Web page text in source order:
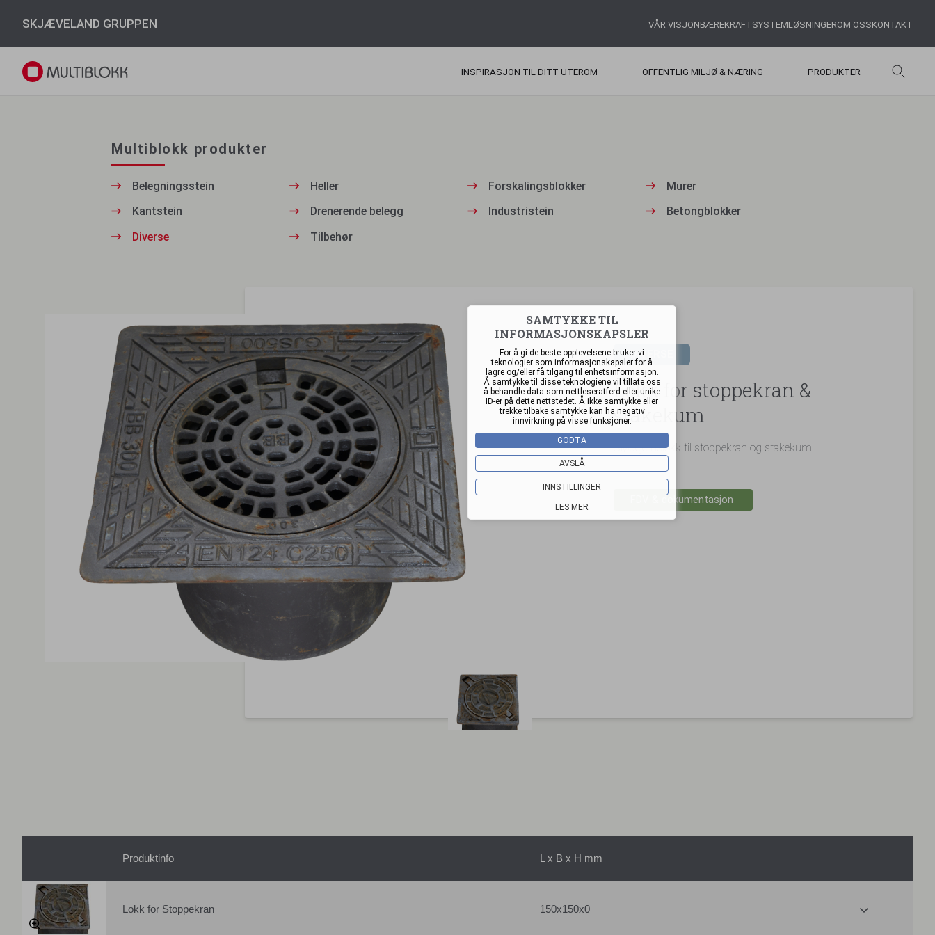
SKJÆVELAND GRUPPEN VÅR VISJONBÆREKRAFTSYSTEMLØSNINGEROM OSSKONTAKT
INSPIRASJON TIL DITT UTEROM OFFENTLIG MILJØ & NÆRING PRODUKTER
Multiblokk produkter
Belegningsstein Heller Forskalingsblokker
Murer
Kantstein
Drenerende belegg Industristein
Betongblokker
Diverse
Tilbehør
DIVERSE
Lokk for stoppekran &
stakekum
Støpejernslokk til stoppekran og stakekum
FDV & dokumentasjon
Produktinfo L x B x H mm
Lokk for Stoppekran 150x150x0
SAMTYKKE TIL
INFORMASJONSKAPSLER
For å gi de beste opplevelsene bruker vi
teknologier som informasjonskapsler for å
lagre og/eller få tilgang til enhetsinformasjon.
Å samtykke til disse teknologiene vil tillate oss
å behandle data som nettleseratferd eller unike
ID-er på dette nettstedet. Å ikke samtykke eller
trekke tilbake samtykke kan ha negativ
innvirkning på visse funksjoner.
GODTA
AVSLÅ
INNSTILLINGER
LES MER